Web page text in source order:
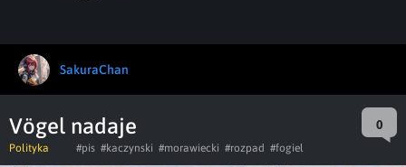
SakuraChan
Vögel nadaje 0
Polityka #pis #kaczynski #morawiecki #rozpad #fogiel